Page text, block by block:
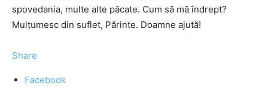
spovedania, multe alte păcate. Cum să mă îndrept?
Mulţumesc din suflet, Părinte. Doamne ajută!
Share
Facebook